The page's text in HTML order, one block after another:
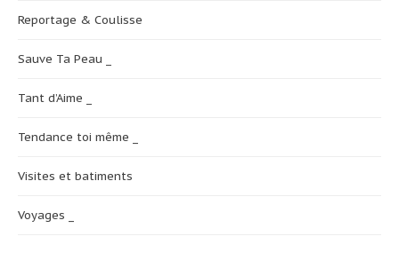
Reportage & Coulisse
Sauve Ta Peau _
Tant d’Aime _
Tendance toi même _
Visites et batiments
Voyages _